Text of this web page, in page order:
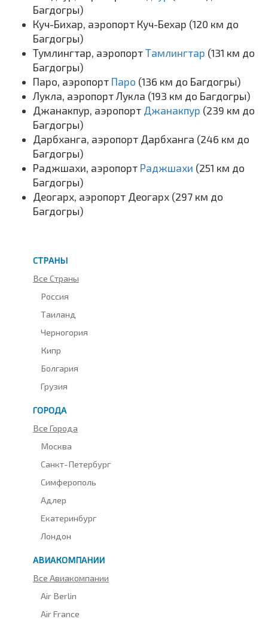
Багдогры)
Куч-Бихар, аэропорт Куч-Бехар (120 км до
Багдогры)
Тумлингтар, аэропорт Тамлингтар (131 км до
Багдогры)
Паро, аэропорт Паро (136 км до Багдогры)
Лукла, аэропорт Лукла (193 км до Багдогры)
Джанакпур, аэропорт Джанакпур (239 км до
Багдогры)
Дарбханга, аэропорт Дарбханга (246 км до
Багдогры)
Раджшахи, аэропорт Раджшахи (251 км до
Багдогры)
Деогарх, аэропорт Деогарх (297 км до
Багдогры)
СТРАНЫ
Все Страны
Россия
Таиланд
Черногория
Кипр
Болгария
Грузия
ГОРОДА
Все Города
Москва
Санкт-Петербург
Симферополь
Адлер
Екатеринбург
Лондон
АВИАКОМПАНИИ
Все Авиакомпании
Air Berlin
Air France